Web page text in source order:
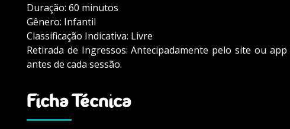
Duração: 60 minutos
Gênero: Infantil
Classificação Indicativa: Livre
Retirada de Ingressos: Antecipadamente pelo site ou
antes de cada sessão.
Ficha Técnica